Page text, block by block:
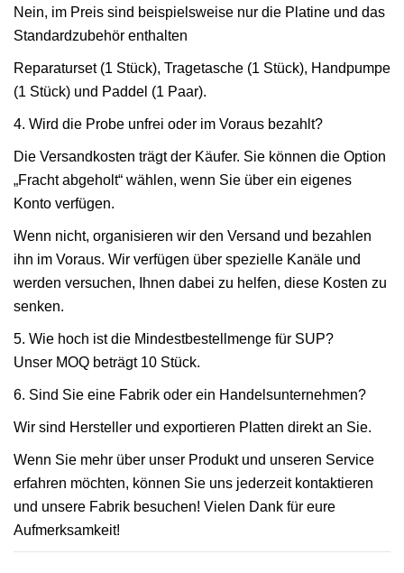
Nein, im Preis sind beispielsweise nur die Platine und das
Standardzubehör enthalten
Reparaturset (1 Stück), Tragetasche (1 Stück), Handpumpe
(1 Stück) und Paddel (1 Paar).
4. Wird die Probe unfrei oder im Voraus bezahlt?
Die Versandkosten trägt der Käufer. Sie können die Option
„Fracht abgeholt“ wählen, wenn Sie über ein eigenes
Konto verfügen.
Wenn nicht, organisieren wir den Versand und bezahlen
ihn im Voraus. Wir verfügen über spezielle Kanäle und
werden versuchen, Ihnen dabei zu helfen, diese Kosten zu
senken.
5. Wie hoch ist die Mindestbestellmenge für SUP?
Unser MOQ beträgt 10 Stück.
6. Sind Sie eine Fabrik oder ein Handelsunternehmen?
Wir sind Hersteller und exportieren Platten direkt an Sie.
Wenn Sie mehr über unser Produkt und unseren Service
erfahren möchten, können Sie uns jederzeit kontaktieren
und unsere Fabrik besuchen! Vielen Dank für eure
Aufmerksamkeit!